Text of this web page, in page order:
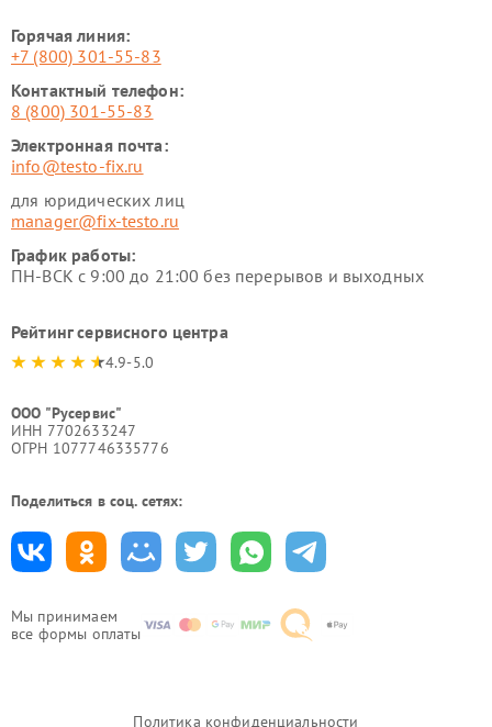
Мы принимаем
все формы оплаты
Горячая линия:
+7 (800) 301-55-83
Контактный телефон:
8 (800) 301-55-83
Электронная почта:
info@testo-fix.ru
для юридических лиц
manager@fix-testo.ru
График работы:
ПН-ВСК с 9:00 до 21:00 без перерывов и выходных
Рейтинг сервисного центра
4.9-5.0
ООО "Русервис"
ИНН 7702633247
ОГРН 1077746335776
Поделиться в соц. сетях:
Политика конфиденциальности